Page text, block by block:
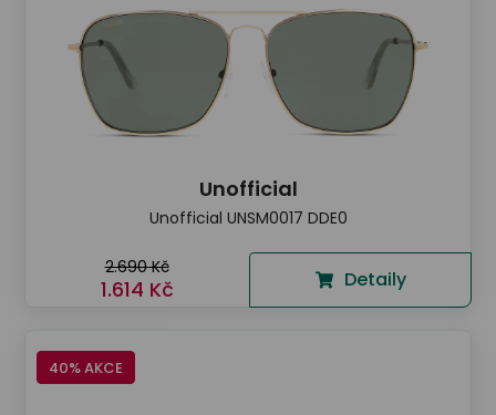
Unofficial
Unofficial UNSM0017 DDE0
2.690 Kč
1.614 Kč Detaily
40% AKCE